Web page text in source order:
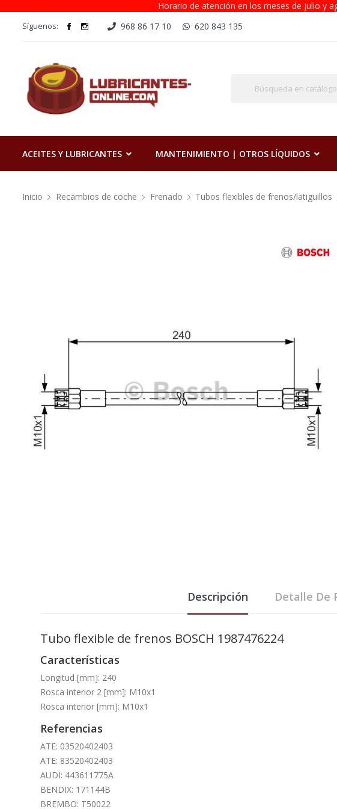
Horario de atención en los meses de julio y
Síguenos: 968 86 17 10 620 843 135
ACEITES Y LUBRICANTES MANTENIMIENTO | OTROS LÍQUIDOS
Inicio Recambios de coche Frenado Tubos flexibles de frenos/latiguillos
Descripción Detalle De
Tubo flexible de frenos BOSCH 1987476224
Características
Longitud [mm]: 240
Rosca interior 2 [mm]: M10x1
Rosca interior [mm]: M10x1
Referencias
ATE: 03520402403
ATE: 83520402403
AUDI: 443611775A
BENDIX: 171144B
BREMBO: T50022